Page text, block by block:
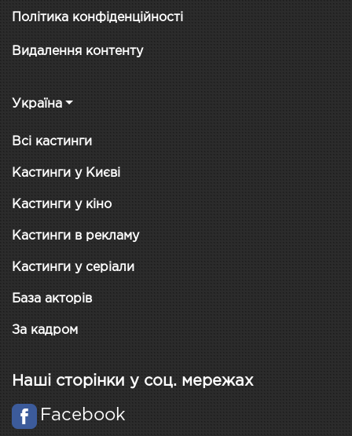
Політика конфіденційності
Видалення контенту
Україна
Всі кастинги
Кастинги у Києві
Кастинги у кіно
Кастинги в рекламу
Кастинги у серіали
База акторів
За кадром
Наші сторінки у соц. мережах
Facebook